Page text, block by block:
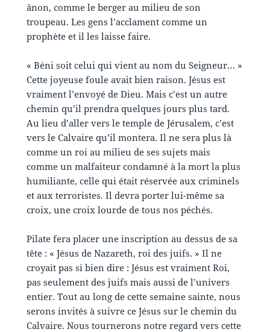
ânon, comme le berger au milieu de son
troupeau. Les gens l’acclament comme un
prophète et il les laisse faire.
« Béni soit celui qui vient au nom du Seigneur… »
Cette joyeuse foule avait bien raison. Jésus est
vraiment l’envoyé de Dieu. Mais c’est un autre
chemin qu’il prendra quelques jours plus tard.
Au lieu d’aller vers le temple de Jérusalem, c’est
vers le Calvaire qu’il montera. Il ne sera plus là
comme un roi au milieu de ses sujets mais
comme un malfaiteur condamné à la mort la plus
humiliante, celle qui était réservée aux criminels
et aux terroristes. Il devra porter lui-même sa
croix, une croix lourde de tous nos péchés.
Pilate fera placer une inscription au dessus de sa
tête : « Jésus de Nazareth, roi des juifs. » Il ne
croyait pas si bien dire : Jésus est vraiment Roi,
pas seulement des juifs mais aussi de l’univers
entier. Tout au long de cette semaine sainte, nous
serons invités à suivre ce Jésus sur le chemin du
Calvaire. Nous tournerons notre regard vers cette